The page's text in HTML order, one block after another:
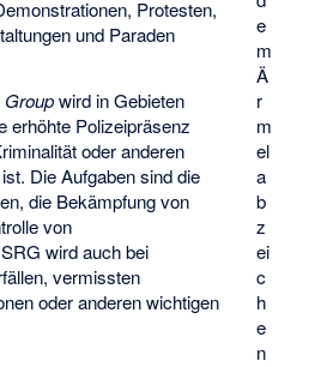
e
m
Ä
r
m
el
a
b
z
ei
c
h
e
n
Protesten,
und Paraden
wird in Gebieten
erhöhte Polizeipräsenz
oder anderen
Die Aufgaben sind die
die Bekämpfung von
von
wird auch bei
vermissten
oder anderen wichtigen